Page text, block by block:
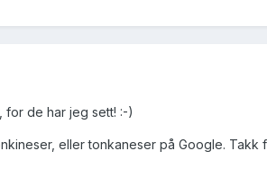
for de har jeg sett! :-)
eller tonkaneser på Google. Takk